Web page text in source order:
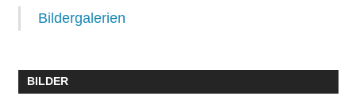
Bildergalerien
BILDER